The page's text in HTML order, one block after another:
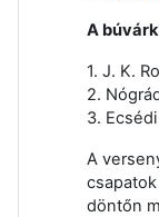
A
1. J. K.
2.
3.
A
döntőn